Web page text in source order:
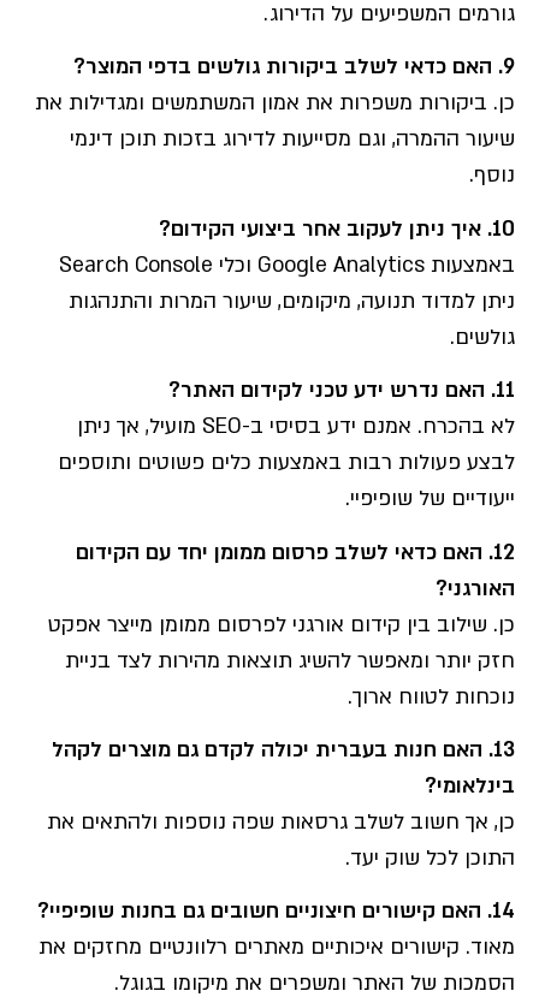
גורמים המשפיעים על הדירוג.
9. האם כדאי לשלב ביקורות גולשים בדפי המוצר?
כן. ביקורות משפרות את אמון המשתמשים ומגדילות את
שיעור ההמרה, וגם מסייעות לדירוג בזכות תוכן דינמי
נוסף.
10. איך ניתן לעקוב אחר ביצועי הקידום?
באמצעות Google Analytics וכלי Search Console
ניתן למדוד תנועה, מיקומים, שיעור המרות והתנהגות
גולשים.
11. האם נדרש ידע טכני לקידום האתר?
לא בהכרח. אמנם ידע בסיסי ב-SEO מועיל, אך ניתן
לבצע פעולות רבות באמצעות כלים פשוטים ותוספים
ייעודיים של שופיפיי.
12. האם כדאי לשלב פרסום ממומן יחד עם הקידום
האורגני?
כן. שילוב בין קידום אורגני לפרסום ממומן מייצר אפקט
חזק יותר ומאפשר להשיג תוצאות מהירות לצד בניית
נוכחות לטווח ארוך.
13. האם חנות בעברית יכולה לקדם גם מוצרים לקהל
בינלאומי?
כן, אך חשוב לשלב גרסאות שפה נוספות ולהתאים את
התוכן לכל שוק יעד.
14. האם קישורים חיצוניים חשובים גם בחנות שופיפיי?
מאוד. קישורים איכותיים מאתרים רלוונטיים מחזקים את
הסמכות של האתר ומשפרים את מיקומו בגוגל.